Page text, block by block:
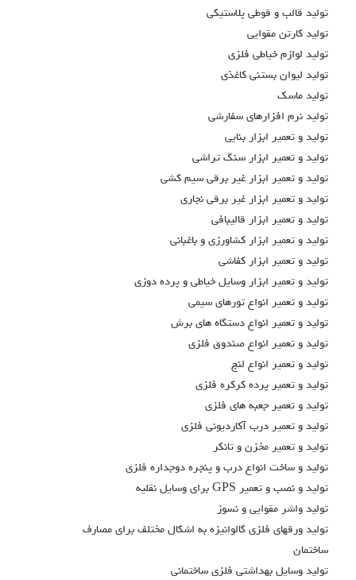
تولید قالب و قوطی پلاستیکی
تولید کارتن مقوایی
تولید لوازم خیاطی فلزی
تولید لیوان بستنی کاغذی
تولید ماسک
تولید نرم افزارهای سفارشی
تولید و تعمیر ابزار بنایی
تولید و تعمیر ابزار سنگ تراشی
تولید و تعمیر ابزار غیر برقی سیم کشی
تولید و تعمیر ابزار غیر برقی نجاری
تولید و تعمیر ابزار قالیبافی
تولید و تعمیر ابزار کشاورزی و باغبانی
تولید و تعمیر ابزار کفاشی
تولید و تعمیر ابزار وسایل خیاطی و پرده دوزی
تولید و تعمیر انواع تورهای سیمی
تولید و تعمیر انواع دستگاه های برش
تولید و تعمیر انواع صندوق فلزی
تولید و تعمیر انواع لنج
تولید و تعمیر پرده کرکره فلزی
تولید و تعمیر جعبه های فلزی
تولید و تعمیر درب آکاردیونی فلزی
تولید و تعمیر مخزن و تانکر
تولید و ساخت انواع درب و پنجره دوجداره فلزی
تولید و نصب و تعمیر GPS برای وسایل نقلیه
تولید واشر مقوایی و نسوز
تولید ورقهای فلزی گالوانیزه به اشکال مختلف برای مصارف
ساختمان
تولید وسایل بهداشتی فلزی ساختمانی